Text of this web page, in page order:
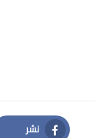
نشر